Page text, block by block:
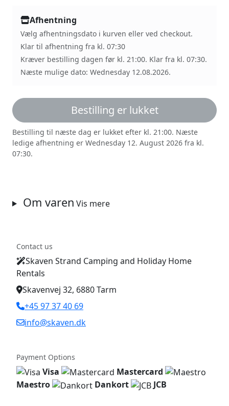
Afhentning
Vælg afhentningsdato i kurven eller ved checkout.
Klar til afhentning fra kl. 07:30
Kræver bestilling dagen før kl. 21:00. Klar fra kl. 07:30.
Næste mulige dato: Wednesday 12.08.2026.
Bestilling er lukket
Bestilling til næste dag er lukket efter kl. 21:00. Næste
ledige afhentning er Wednesday 12. August 2026 fra kl.
07:30.
Om varen Vis mere
Contact us
Skaven Strand Camping and Holiday Home
Rentals
Skavenvej 32, 6880 Tarm
+45 97 37 40 69
info@skaven.dk
Payment Options
Visa
Mastercard
Maestro
Dankort JCB